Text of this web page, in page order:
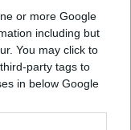
or more Google
including but
You may click to
party tags to
in below Google
o non può
sul social.
, appunto.
repubblicani a